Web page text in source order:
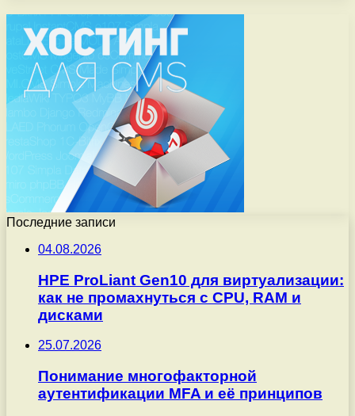
Последние записи
04.08.2026
HPE ProLiant Gen10 для виртуализации:
как не промахнуться с CPU, RAM и
дисками
25.07.2026
Понимание многофакторной
аутентификации MFA и её принципов